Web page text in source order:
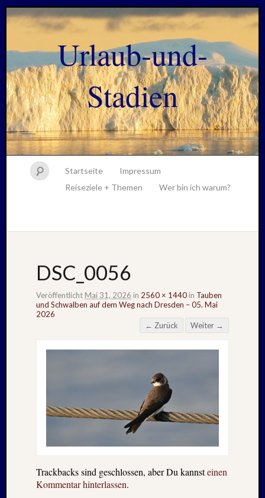
Urlaub-und-
Stadien
Startseite
Impressum
Reiseziele + Themen
Wer bin ich warum?
DSC_0056
Veröffentlicht Mai 31, 2026 in 2560 × 1440 in Tauben
und Schwalben auf dem Weg nach Dresden – 05. Mai
2026
← Zurück
Weiter →
Trackbacks sind geschlossen, aber Du kannsteinen
Kommentar hinterlassen.